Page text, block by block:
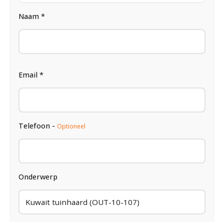
Naam *
Email *
Telefoon - Optioneel
Onderwerp